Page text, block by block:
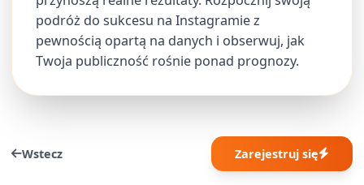
podróż do sukcesu na Instagramie z
pewnością opartą na danych i obserwuj, jak
Twoja publiczność rośnie ponad prognozy.
Wstecz Zarejestruj się